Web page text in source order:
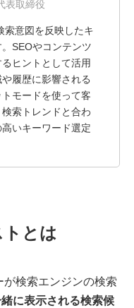
表取締役
索意図を反映したキ
SEOやコンテンツ
ヒントとして活用
履歴に影響される
モードを使って客
索トレンドと合わ
いキーワード選定
とは
検索エンジンの検索
に表示される検索候